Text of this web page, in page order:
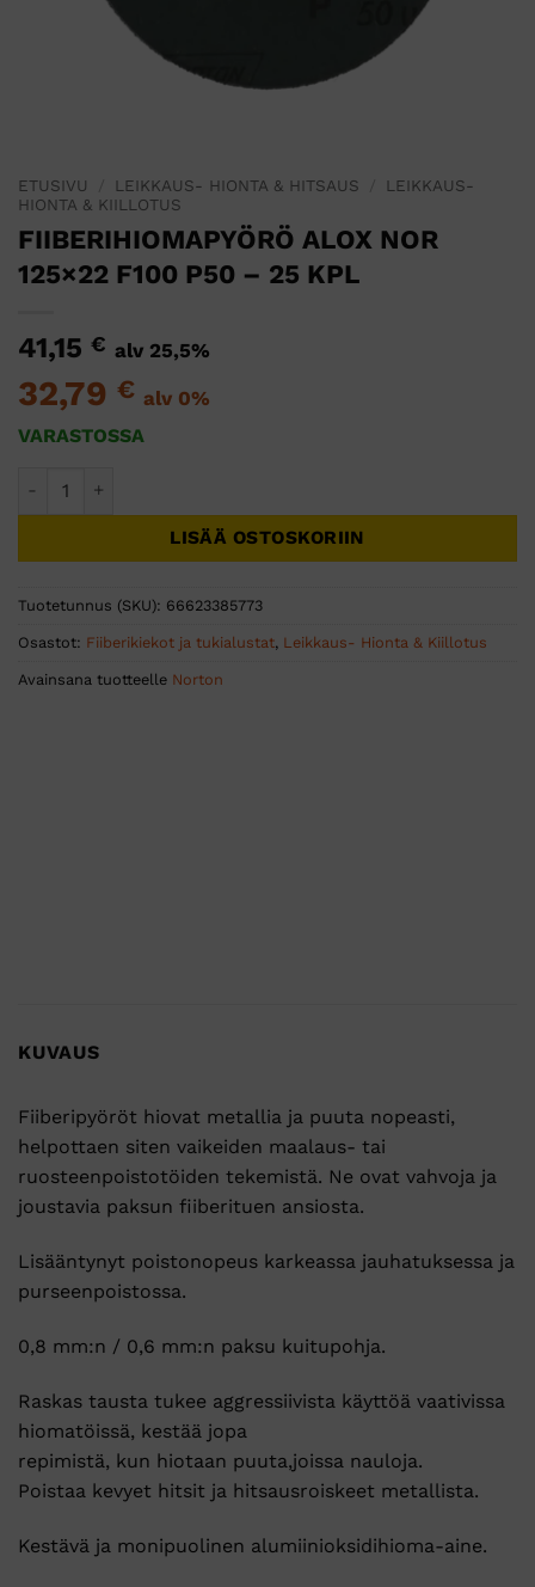
ETUSIVU LEIKKAUS- HIONTA & HITSAUS
LEIKKAUS-
HIONTA & KIILLOTUS
FIIBERIHIOMAPYÖRÖ ALOX NOR
125×22 F100 P50 – 25 KPL
41,15 € alv 25,5%
32,79 € alv 0%
VARASTOSSA
LISÄÄ OSTOSKORIIN
Tuotetunnus (SKU): 66623385773
Osastot: Fiiberikiekot ja tukialustat, Leikkaus- Hionta & Kiillotus
Avainsana tuotteelle Norton
KUVAUS
Fiiberipyöröt hiovat metallia ja puuta nopeasti,
helpottaen siten vaikeiden maalaus- tai
ruosteenpoistotöiden tekemistä. Ne ovat vahvoja ja
joustavia paksun fiiberituen ansiosta.
Lisääntynyt poistonopeus karkeassa jauhatuksessa ja
purseenpoistossa.
0,8 mm:n / 0,6 mm:n paksu kuitupohja.
Raskas tausta tukee aggressiivista käyttöä vaativissa
hiomatöissä, kestää jopa
repimistä, kun hiotaan puuta,joissa nauloja.
Poistaa kevyet hitsit ja hitsausroiskeet metallista.
Kestävä ja monipuolinen alumiinioksidihioma-aine.